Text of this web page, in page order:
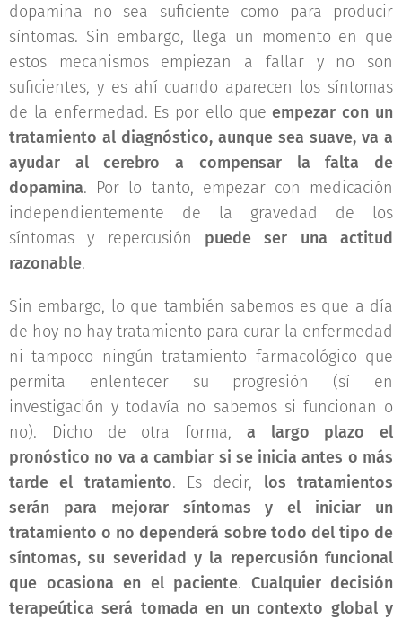
dopamina no sea suficiente como para producir
síntomas. Sin embargo, llega un momento en que
estos mecanismos empiezan a fallar y no son
suficientes, y es ahí cuando aparecen los síntomas
de la enfermedad. Es por ello queempezar con un
tratamiento al diagnóstico, aunque sea suave, va a
ayudar al cerebro a compensar la falta de
dopamina. Por lo tanto, empezar con medicación
independientemente de la gravedad de los
síntomas y repercusión puede ser una actitud
razonable.
Sin embargo, lo que también sabemos es que a día
de hoy no hay tratamiento para curar la enfermedad
ni tampoco ningún tratamiento farmacológico que
permita enlentecer su progresión (sí en
investigación y todavía no sabemos si funcionan o
no). Dicho de otra forma, a largo plazo el
pronóstico no va a cambiar si se inicia antes o más
tarde el tratamiento. Es decir, los tratamientos
serán para mejorar síntomas y el iniciar un
tratamiento o no dependerá sobre todo del tipo de
síntomas, su severidad y la repercusión funcional
que ocasiona en el paciente. Cualquier decisión
terapeútica será tomada en un contexto global y